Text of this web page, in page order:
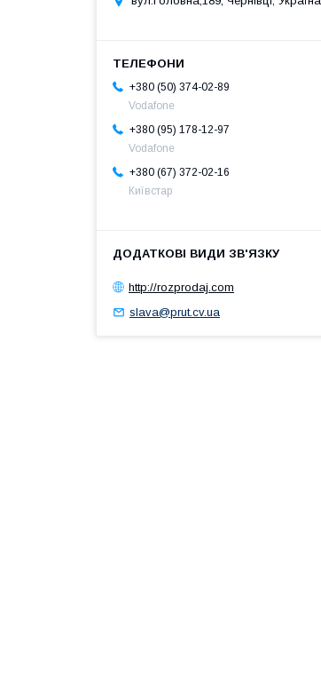
+380 (50) 374-02-89
Vodafone
+380 (95) 178-12-97
Vodafone
+380 (67) 372-02-16
Київстар
http://rozprodaj.com
slava@prut.cv.ua